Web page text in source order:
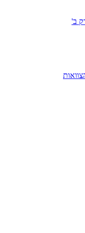
ב'